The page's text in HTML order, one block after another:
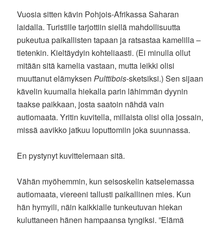
Vuosia sitten kävin Pohjois-Afrikassa Saharan
laidalla. Turistille tarjottiin siellä mahdollisuutta
pukeutua paikallisten tapaan ja ratsastaa kamelilla –
tietenkin. Kieltäydyin kohteliaasti. (Ei minulla ollut
mitään sitä kamelia vastaan, mutta leikki olisi
muuttanut elämyksen Pulttibois-sketsiksi.) Sen sijaan
kävelin kuumalla hiekalla parin lähimmän dyynin
taakse paikkaan, josta saatoin nähdä vain
autiomaata. Yritin kuvitella, millaista olisi olla jossain,
missä aavikko jatkuu loputtomiin joka suunnassa.
En pystynyt kuvittelemaan sitä.
Vähän myöhemmin, kun seisoskelin katselemassa
autiomaata, viereeni tallusti paikallinen mies. Kun
hän hymyili, näin kaikkialle tunkeutuvan hiekan
kuluttaneen hänen hampaansa tyngiksi. ”Elämä